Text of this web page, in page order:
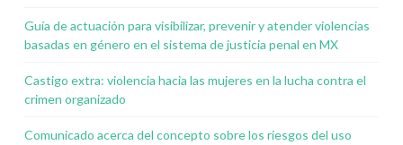
Guía de actuación para visibilizar, prevenir y atender violencias
basadas en género en el sistema de justicia penal en MX
Castigo extra: violencia hacia las mujeres en la lucha contra el
crimen organizado
Comunicado acerca del concepto sobre los riesgos del uso